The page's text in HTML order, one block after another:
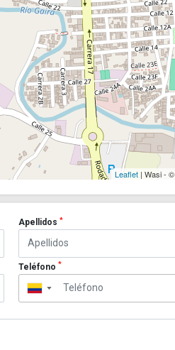
Leaflet | Wasi - ©
Apellidos *
Teléfono *
▼